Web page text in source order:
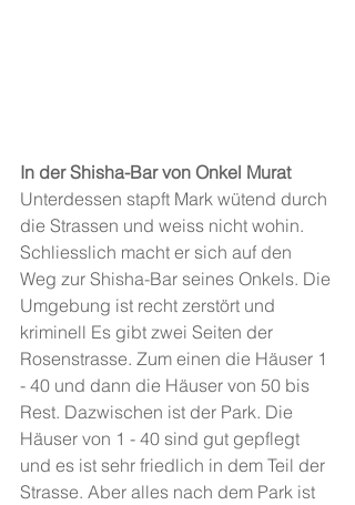
In der Shisha-Bar von Onkel Murat
Unterdessen stapft Mark wütend durch
die Strassen und weiss nicht wohin.
Schliesslich macht er sich auf den
Weg zur Shisha-Bar seines Onkels. Die
Umgebung ist recht zerstört und
kriminell Es gibt zwei Seiten der
Rosenstrasse. Zum einen die Häuser 1
- 40 und dann die Häuser von 50 bis
Rest. Dazwischen ist der Park. Die
Häuser von 1 - 40 sind gut gepflegt
und es ist sehr friedlich in dem Teil der
Strasse. Aber alles nach dem Park ist